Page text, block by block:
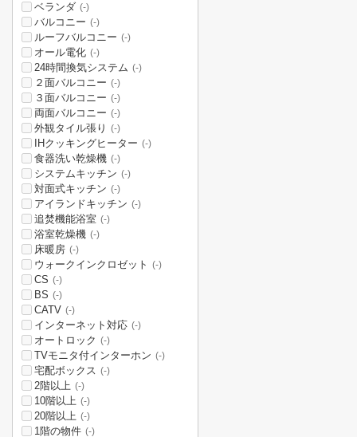
ベランダ (-)
バルコニー (-)
ルーフバルコニー (-)
オール電化 (-)
24時間換気システム (-)
２面バルコニー (-)
３面バルコニー (-)
両面バルコニー (-)
外観タイル張り (-)
IHクッキングヒーター (-)
食器洗い乾燥機 (-)
システムキッチン (-)
対面式キッチン (-)
アイランドキッチン (-)
追焚機能浴室 (-)
浴室乾燥機 (-)
床暖房 (-)
ウォークインクロゼット (-)
CS (-)
BS (-)
CATV (-)
インターネット対応 (-)
オートロック (-)
TVモニタ付インターホン (-)
宅配ボックス (-)
2階以上 (-)
10階以上 (-)
20階以上 (-)
1階の物件 (-)